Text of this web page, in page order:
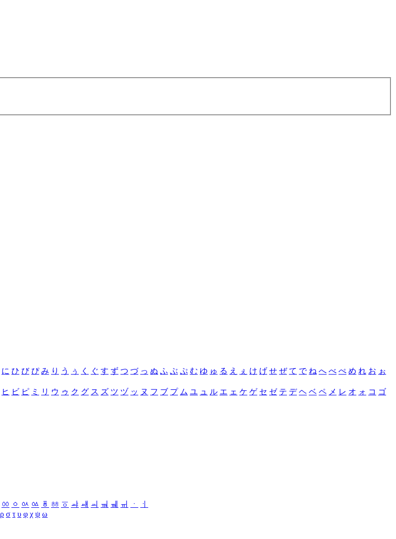
に ひ び ぴ み り う ぅ く ぐ す ず つ づ っ ぬ ふ ぶ ぷ む ゆ ゅ る え ぇ け げ せ ぜ て で ね へ べ ぺ め れ お ぉ
ヒ ビ ピ ミ リ ウ ゥ ク グ ス ズ ツ ヅ ッ ヌ フ ブ プ ム ユ ュ ル エ ェ ケ ゲ セ ゼ テ デ ヘ ベ ペ メ レ オ ォ コ ゴ
ㆀ ㆁ ㆂ ㆃ ㆄ ㆅ ㆆ ㆇ ㆈ ㆉ ㆊ ㆋ ㆌ ㆍ
ㆎ
ρ σ τ υ φ χ ψ ω